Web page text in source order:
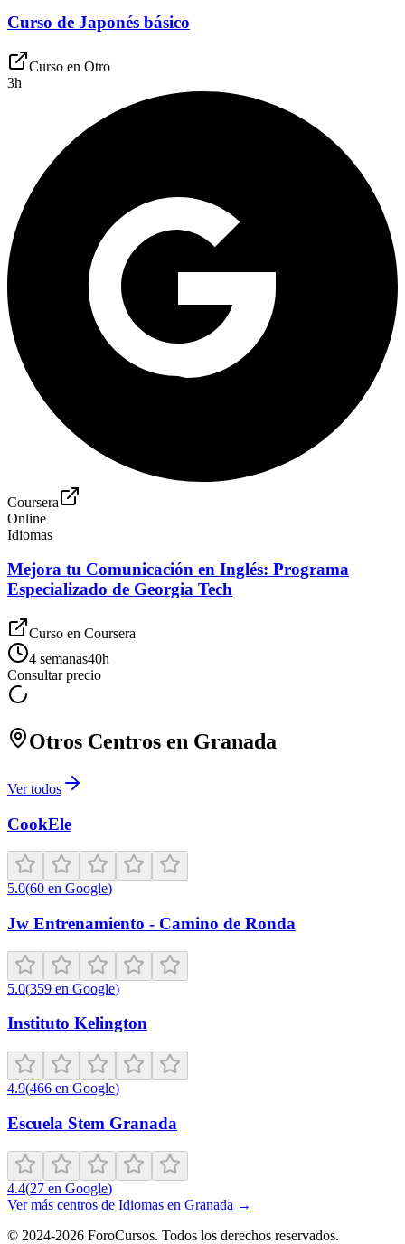
Curso de Japonés básico
Curso en Otro
3h
Coursera
Online
Idiomas
Mejora tu Comunicación en Inglés: Programa
Especializado de Georgia Tech
Curso en Coursera
4 semanas40h
Consultar precio
Otros Centros en Granada
Ver todos
CookEle
5.0(60 en Google)
Jw Entrenamiento - Camino de Ronda
5.0(359 en Google)
Instituto Kelington
4.9(466 en Google)
Escuela Stem Granada
4.4(27 en Google)
Ver más centros de Idiomas en Granada →
© 2024-2026 ForoCursos. Todos los derechos reservados.